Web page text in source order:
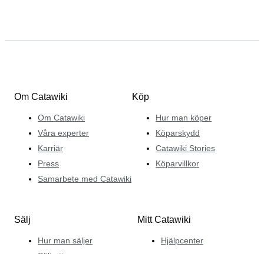
Om Catawiki
Om Catawiki
Våra experter
Karriär
Press
Samarbete med Catawiki
Köp
Hur man köper
Köparskydd
Catawiki Stories
Köparvillkor
Sälj
Hur man säljer
Mitt Catawiki
Hjälpcenter